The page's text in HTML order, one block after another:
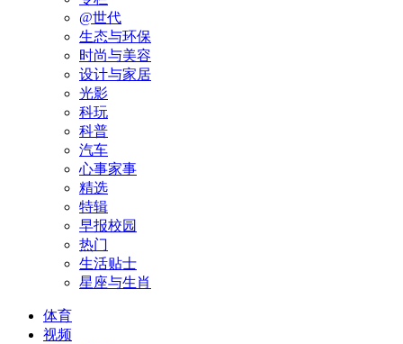
@世代
生态与环保
时尚与美容
设计与家居
光影
科玩
科普
汽车
心事家事
精选
特辑
早报校园
热门
生活贴士
星座与生肖
体育
视频